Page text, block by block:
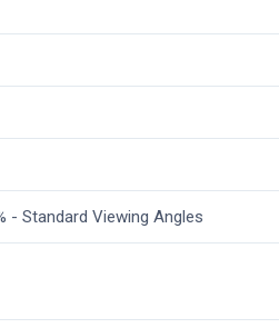
- Standard Viewing Angles